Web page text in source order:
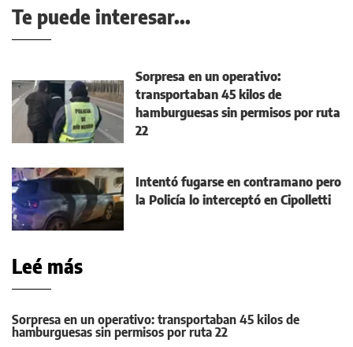
Te puede interesar...
Sorpresa en un operativo:
transportaban 45 kilos de
hamburguesas sin permisos por ruta
22
Intentó fugarse en contramano pero
la Policía lo interceptó en Cipolletti
Leé más
Sorpresa en un operativo: transportaban 45 kilos de
hamburguesas sin permisos por ruta 22